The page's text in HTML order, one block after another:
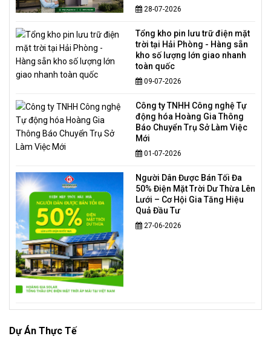
28-07-2026
Tổng kho pin lưu trữ điện mặt
trời tại Hải Phòng - Hàng sẵn
kho số lượng lớn giao nhanh
toàn quốc
09-07-2026
Công ty TNHH Công nghệ Tự
động hóa Hoàng Gia Thông
Báo Chuyển Trụ Sở Làm Việc
Mới
01-07-2026
Người Dân Được Bán Tối Đa
50% Điện Mặt Trời Dư Thừa Lên
Lưới – Cơ Hội Gia Tăng Hiệu
Quả Đầu Tư
27-06-2026
Dự Án Thực Tế